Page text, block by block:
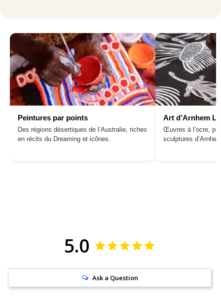
Peintures par points
Des régions désertiques de l’Australie, riches
en récits du Dreaming et icônes.
Art d’Arnhem
Œuvres à l’ocre,
sculptures
5.0
Ask a Question